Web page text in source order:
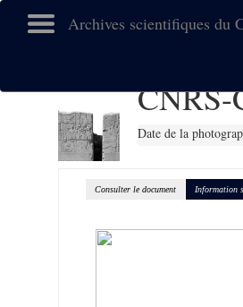
Archives scientifiques du
CNRS-
Date de la
Consulter le document Information